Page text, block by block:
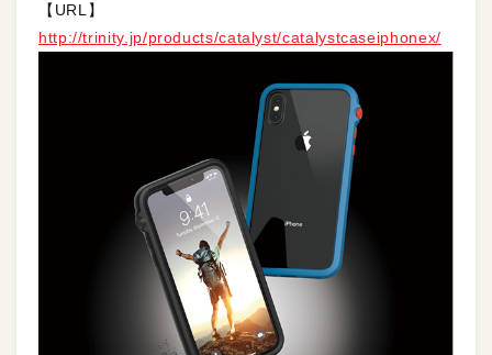
【URL】
http://trinity.jp/products/catalyst/catalystcaseiphonex/